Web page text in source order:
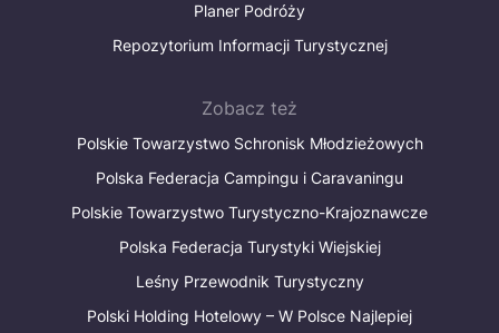
Planer Podróży
Repozytorium Informacji Turystycznej
Zobacz też
Polskie Towarzystwo Schronisk Młodzieżowych
Polska Federacja Campingu i Caravaningu
Polskie Towarzystwo Turystyczno-Krajoznawcze
Polska Federacja Turystyki Wiejskiej
Leśny Przewodnik Turystyczny
Polski Holding Hotelowy – W Polsce Najlepiej